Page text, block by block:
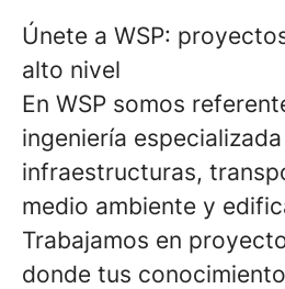
Únete a WSP:
alto nivel
En WSP somos
ingeniería
infraestructuras,
medio ambiente y
Trabajamos en
donde tus